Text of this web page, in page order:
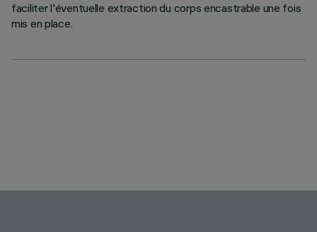
faciliter l'éventuelle extraction du corps encastrable une fois
mis en place.